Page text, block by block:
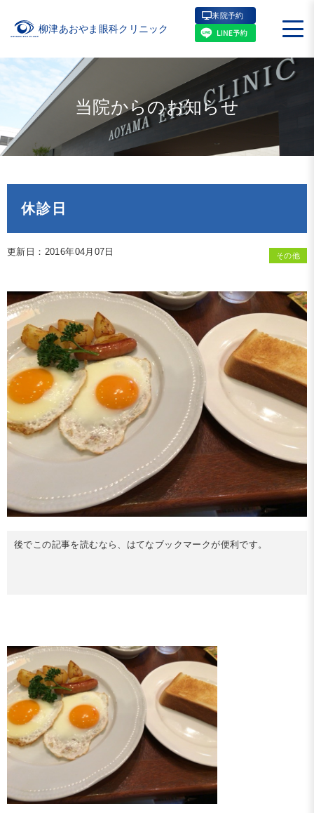
柳津あおやま眼科クリニック
来院予約
当院からのお知らせ
休診日
更新日：2016年04月07日 その他
後でこの記事を読むなら、はてなブックマークが便利です。